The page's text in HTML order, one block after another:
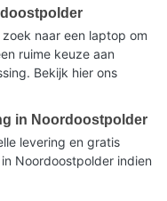
naar een laptop om
ruime keuze aan
Bekijk hier ons
in Noordoostpolder
levering en gratis
Noordoostpolder indien